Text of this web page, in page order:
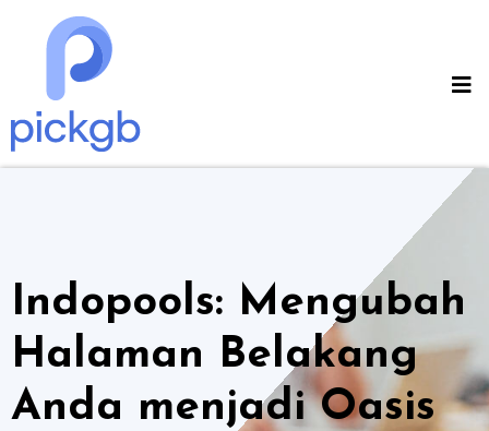
Indopools: Mengubah
Halaman Belakang
Anda menjadi Oasis